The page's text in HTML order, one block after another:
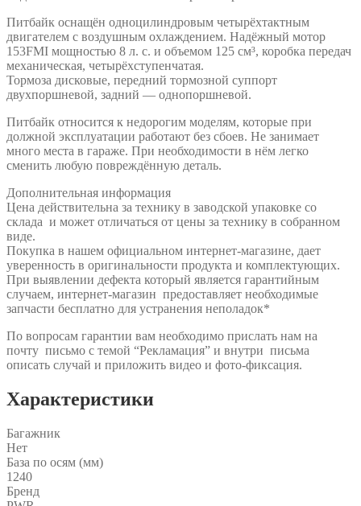
Питбайк оснащён одноцилиндровым четырёхтактным
двигателем с воздушным охлаждением. Надёжный мотор
153FMI мощностью 8 л. с. и объемом 125 см³, коробка передач
механическая, четырёхступенчатая.
Тормоза дисковые, передний тормозной суппорт
двухпоршневой, задний — однопоршневой.
Питбайк относится к недорогим моделям, которые при
должной эксплуатации работают без сбоев. Не занимает
много места в гараже. При необходимости в нём легко
сменить любую повреждённую деталь.
Дополнительная информация
Цена действительна за технику в заводской упаковке со
склада и может отличаться от цены за технику в собранном
виде.
Покупка в нашем официальном интернет-магазине, дает
уверенность в оригинальности продукта и комплектующих.
При выявлении дефекта который является гарантийным
случаем, интернет-магазин предоставляет необходимые
запчасти бесплатно для устранения неполадок*
По вопросам гарантии вам необходимо прислать нам на
почту письмо с темой “Рекламация” и внутри письма
описать случай и приложить видео и фото-фиксация.
Характеристики
Багажник
Нет
База по осям (мм)
1240
Бренд